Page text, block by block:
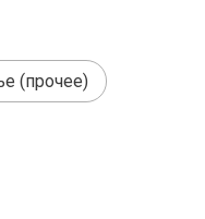
(прочее)